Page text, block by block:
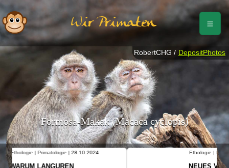
Wir Primaten
Formosa-Makak (Macaca cyclopis)
Ethologie | Primatologie |
RobertCHG / DepositPhotos